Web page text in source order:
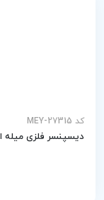
کد MEY-27315
دیسپنسر فلزی میله